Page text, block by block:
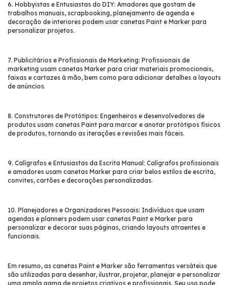
6. Hobbyistas e Entusiastas do DIY: Amadores que gostam de
trabalhos manuais, scrapbooking, planejamento de agenda e
decoração de interiores podem usar canetas Paint e Marker para
personalizar projetos.
7. Publicitários e Profissionais de Marketing: Profissionais de
marketing usam canetas Marker para criar materiais promocionais,
faixas e cartazes à mão, bem como para adicionar detalhes a layouts
de anúncios.
8. Construtores de Protótipos: Engenheiros e desenvolvedores de
produtos usam canetas Paint para marcar e anotar protótipos físicos
de produtos, tornando as iterações e revisões mais fáceis.
9. Calígrafos e Entusiastas da Escrita Manual: Calígrafos profissionais
e amadores usam canetas Marker para criar belos estilos de escrita,
convites, cartões e decorações personalizadas.
10. Planejadores e Organizadores Pessoais: Indivíduos que usam
agendas e planners podem usar canetas Paint e Marker para
personalizar e decorar suas páginas, criando layouts atraentes e
funcionais.
Em resumo, as canetas Paint e Marker são ferramentas versáteis que
são utilizadas para desenhar, ilustrar, projetar, planejar e personalizar
uma ampla gama de projetos criativos e profissionais. Seu uso pode